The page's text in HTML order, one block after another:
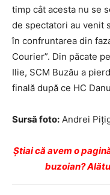
timp cât acesta nu se
de spectatori au venit
în confruntarea din
Courier”. Din păcate
Ilie, SCM Buzău a
finală după ce HC
Sursă foto: Andrei
Ştiai că avem o
buzoian?